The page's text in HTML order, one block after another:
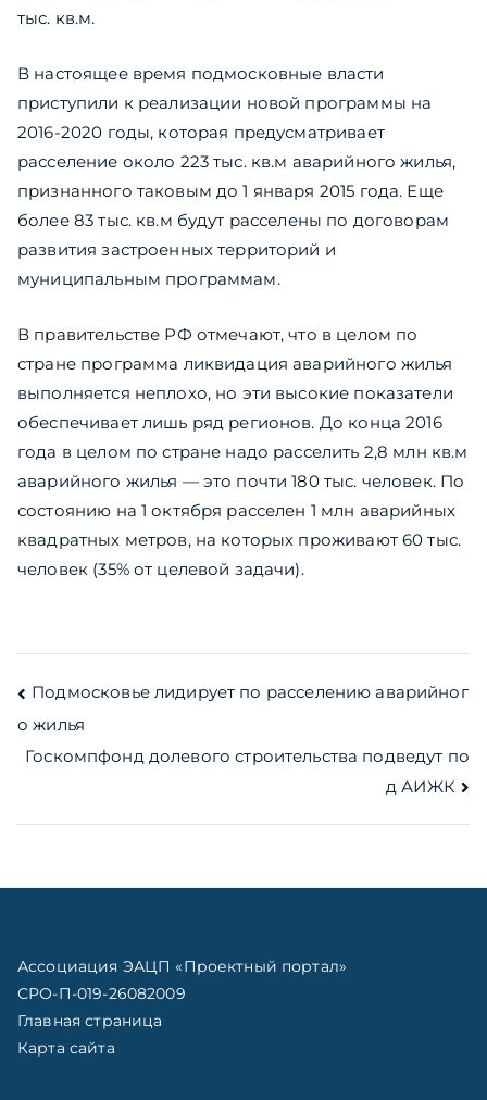
тыс. кв.м.
В настоящее время подмосковные власти
приступили к реализации новой программы на
2016-2020 годы, которая предусматривает
расселение около 223 тыс. кв.м аварийного жилья,
признанного таковым до 1 января 2015 года. Еще
более 83 тыс. кв.м будут расселены по договорам
развития застроенных территорий и
муниципальным программам.
В правительстве РФ отмечают, что в целом по
стране программа ликвидация аварийного жилья
выполняется неплохо, но эти высокие показатели
обеспечивает лишь ряд регионов. До конца 2016
года в целом по стране надо расселить 2,8 млн кв.м
аварийного жилья — это почти 180 тыс. человек. По
состоянию на 1 октября расселен 1 млн аварийных
квадратных метров, на которых проживают 60 тыс.
человек (35% от целевой задачи).
Навигация
по
Подмосковье лидирует по расселению аварийног
о жилья
Госкомпфонд долевого строительства подведут по
д АИЖК
Ассоциация ЭАЦП «Проектный портал»
СРО-П-019-26082009
Главная страница
Карта сайта